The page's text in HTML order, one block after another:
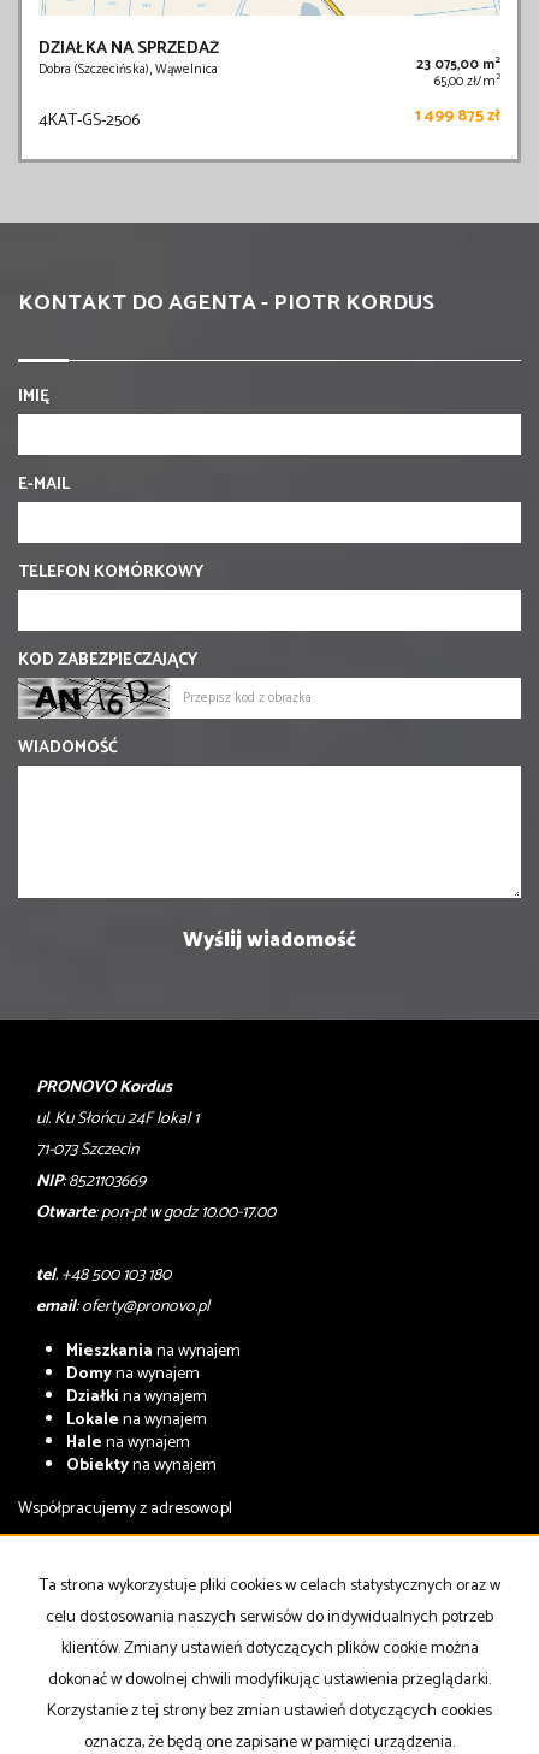
DZIAŁKA NA SPRZEDAŻ
Dobra (Szczecińska), Wąwelnica 23 075,00 m2
65,00 zł/m2
4KAT-GS-2506 1 499 875 zł
KONTAKT DO AGENTA - PIOTR KORDUS
IMIĘ
E-MAIL
TELEFON KOMÓRKOWY
KOD ZABEZPIECZAJĄCY
WIADOMOŚĆ
PRONOVO Kordus
ul. Ku Słońcu 24F lokal 1
71-073 Szczecin
NIP: 8521103669
Otwarte: pon-pt w godz 10.00-17.00
tel. +48 500 103 180
email:oferty@pronovo.pl
Mieszkaniana wynajem
Domyna wynajem
Działkina wynajem
Lokalena wynajem
Halena wynajem
Obiektyna wynajem
Współpracujemy zadresowo.pl
Domyna sprzedaż
Działkina sprzedaż
Lokalena sprzedaż
Halena sprzedaż
Obiekty na sprzedaż
Strona główna notatnik Kup Sprzedaj Kontakt
Ta strona wykorzystuje pliki cookies w celach statystycznych oraz w
celu dostosowania naszych serwisów do indywidualnych potrzeb
klientów. Zmiany ustawień dotyczących plików cookie można
dokonać w dowolnej chwili modyfikując ustawienia przeglądarki.
Korzystanie z tej strony bez zmian ustawień dotyczących cookies
oznacza, że będą one zapisane w pamięci urządzenia.